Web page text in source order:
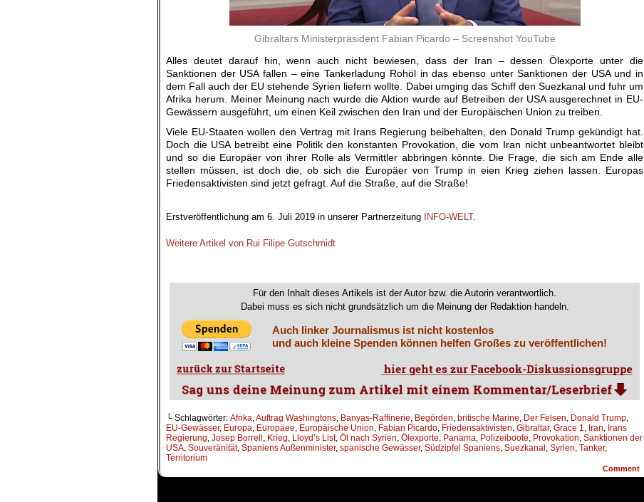
Gibraltars Ministerpräsident Fabian Picardo – Screenshot YouTube
Alles deutet darauf hin, wenn auch nicht bewiesen, dass der Iran – dessen Ölexporte unter die
Sanktionen der USA fallen – eine Tankerladung Rohöl in das ebenso unter Sanktionen der USA und in
dem Fall auch der EU stehende Syrien liefern wollte. Dabei umging das Schiff den Suezkanal und fuhr um
Afrika herum. Meiner Meinung nach wurde die Aktion wurde auf Betreiben der USA ausgerechnet in EU-
Gewässern ausgeführt, um einen Keil zwischen den Iran und der Europäischen Union zu treiben.
Viele EU-Staaten wollen den Vertrag mit Irans Regierung beibehalten, den Donald Trump gekündigt hat.
Doch die USA betreibt eine Politik den konstanten Provokation, die vom Iran nicht unbeantwortet bleibt
und so die Europäer von ihrer Rolle als Vermittler abbringen könnte. Die Frage, die sich am Ende alle
stellen müssen, ist doch die, ob sich die Europäer von Trump in eien Krieg ziehen lassen. Europas
Friedensaktivisten sind jetzt gefragt. Auf die Straße, auf die Straße!
Erstveröffentlichung am 6. Juli 2019 in unserer Partnerzeitung
INFO-WELT.
Weitere Artikel von Rui Filipe Gutschmidt
Für den Inhalt dieses Artikels ist der Autor bzw. die Autorin verantwortlich.
Dabei muss es sich nicht grundsätzlich um die Meinung der Redaktion handeln.
Auch linker Journalismus ist nicht kostenlos
und auch kleine Spenden können helfen Großes zu veröffentlichen!
└ Schlagwörter: Afrika,Auftrag Washingtons, Banyas-Raffinerie, Begörden, britische Marine, Der Felsen, Donald Trump,
EU-Gewässer, Europa, Europäee, Europäische Union, Fabian Picardo, Friedensaktivisten, Gibraltar, Grace 1, Iran, Irans
Regierung, Josep Borrell , Krieg, Lloyd’s List, Öl nach Syrien, Ölexporte, Panama, Polizeiboote, Provokation, Sanktionen der
USA, Souveränität, Spaniens Außenminister, spanische Gewässer, Südzipfel Spaniens, Suezkanal , Syrien, Tanker,
Territorium
Comment